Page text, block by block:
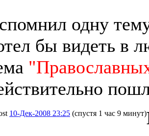
одну
бы видеть в
10-Дек-2008 23:25 (спустя 1 час 9 минут)